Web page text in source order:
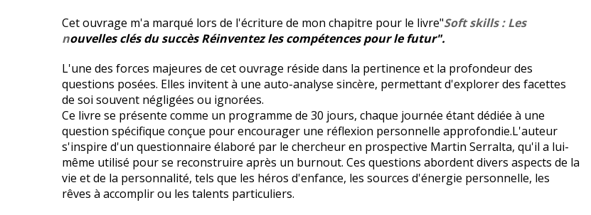
Cet ouvrage m'a marqué lors de l'écriture de mon chapitre pour le livre"Soft skills : Les
nouvelles clés du succès Réinventez les compétences pour le futur".
L'une des forces majeures de cet ouvrage réside dans la pertinence et la profondeur des
questions posées. Elles invitent à une auto-analyse sincère, permettant d'explorer des facettes
de soi souvent négligées ou ignorées.
Ce livre se présente comme un programme de 30 jours, chaque journée étant dédiée à une
question spécifique conçue pour encourager une réflexion personnelle approfondie.L'auteur
s'inspire d'un questionnaire élaboré par le chercheur en prospective Martin Serralta, qu'il a lui-
même utilisé pour se reconstruire après un burnout. Ces questions abordent divers aspects de la
vie et de la personnalité, tels que les héros d'enfance, les sources d'énergie personnelle, les
rêves à accomplir ou les talents particuliers.